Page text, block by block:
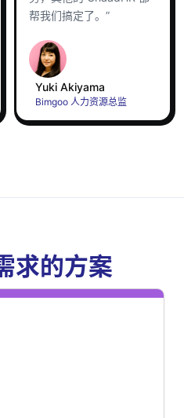
帮我们搞定了。”
Yuki Akiyama
Bimgoo 人力资源总监
求的方案